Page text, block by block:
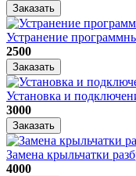
Заказать
Устранение
2500
Заказать
Установка и
3000
Заказать
Замена крыльчатки
4000